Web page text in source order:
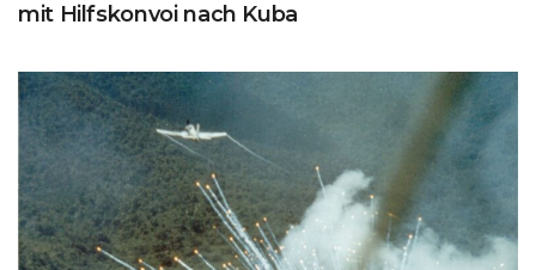
mit Hilfskonvoi nach Kuba